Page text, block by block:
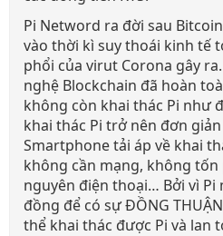
Pi Netword ra đời sau
vào thời kì suy thoái kinh tế
phổi của virut Corona gây
nghệ Blockchain đã hoàn
không còn khai thác Pi như
khai thác Pi trở nên đơn
Smartphone tải áp về khai
không cần mạng, không
nguyên điện thoại… Bởi vì
đồng để có sự ĐỒNG
thể khai thác được Pi và lan